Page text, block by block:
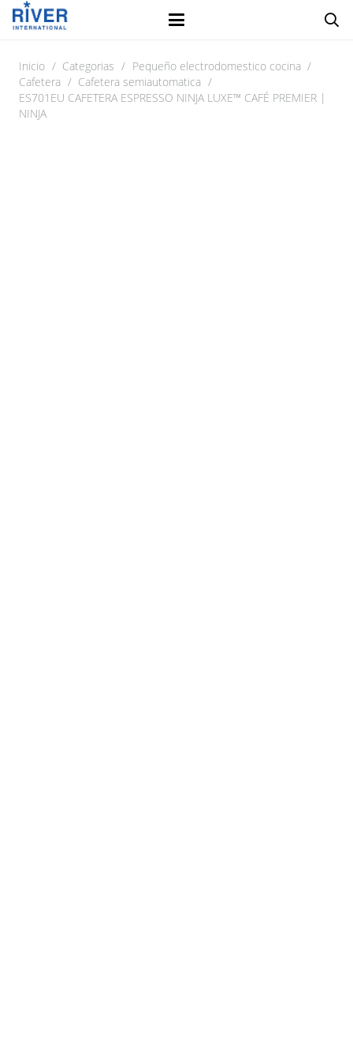
Inicio / Categorias / Pequeño electrodomestico cocina /
Cafetera / Cafetera semiautomatica /
ES701EU CAFETERA ESPRESSO NINJA LUXE™ CAFÉ PREMIER |
NINJA